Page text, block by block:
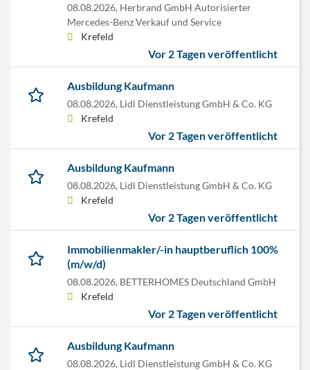
08.08.2026, Herbrand GmbH Autorisierter
Mercedes-Benz Verkauf und Service
Krefeld
Vor 2 Tagen veröffentlicht
Ausbildung Kaufmann
08.08.2026, Lidl Dienstleistung GmbH & Co. KG
Krefeld
Vor 2 Tagen veröffentlicht
Ausbildung Kaufmann
08.08.2026, Lidl Dienstleistung GmbH & Co. KG
Krefeld
Vor 2 Tagen veröffentlicht
Immobilienmakler/-in hauptberuflich 100%
(m/w/d)
08.08.2026, BETTERHOMES Deutschland GmbH
Krefeld
Vor 2 Tagen veröffentlicht
Ausbildung Kaufmann
08.08.2026, Lidl Dienstleistung GmbH & Co. KG